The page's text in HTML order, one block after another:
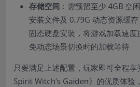
存储空间 ：需预留至少 4GB 空
安装文件及 0.79G 动态资源缓
固态硬盘安装，将游戏加载速度
免动态场景切换时的加载等待
只要满足上述配置，玩家即可全程
Spirit Witch’s Gaiden》的优质体验